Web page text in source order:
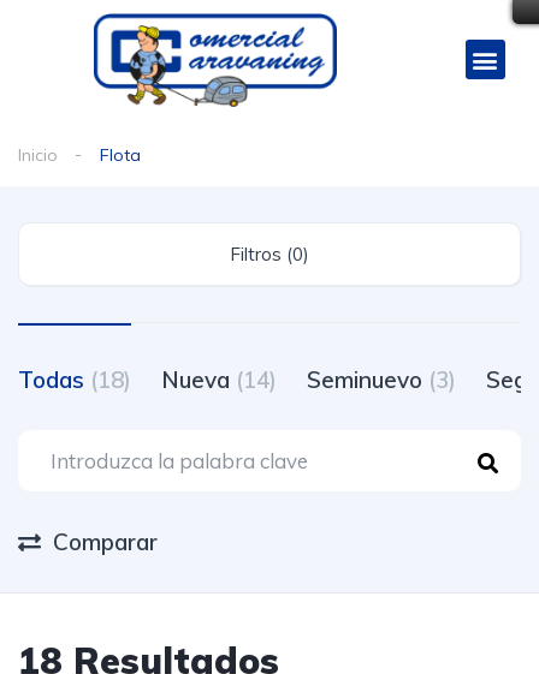
Inicio Flota
Filtros (0)
Todas (18) Nueva (14) Seminuevo (3)
Comparar
18 Resultados